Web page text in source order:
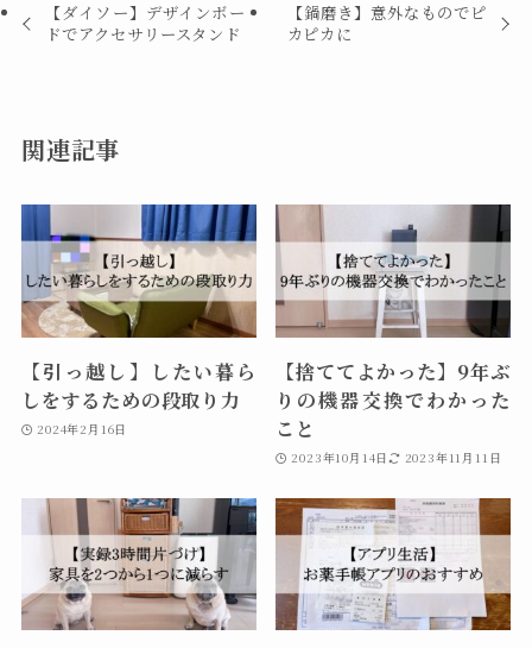
【ダイソー】デザインボー
ドでアクセサリースタンド
【鍋磨き】意外なものでピ
カピカに
関連記事
【引っ越し】したい暮ら
しをするための段取り力
2024年2月16日
【捨ててよかった】9年ぶ
りの機器交換でわかった
こと
2023年10月14日 2023年11月11日